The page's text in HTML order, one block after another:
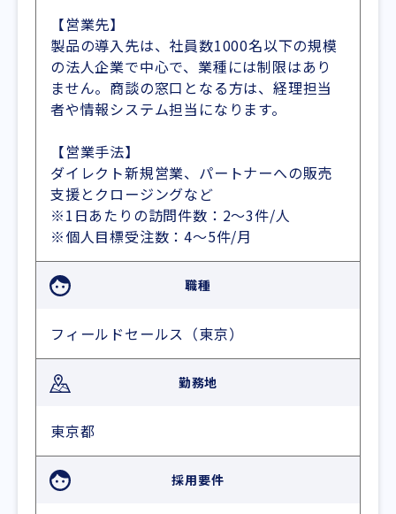
【営業先】
製品の導入先は、社員数1000名以下の規模
の法人企業で中心で、業種には制限はあり
ません。商談の窓口となる方は、経理担当
者や情報システム担当になります。
【営業手法】
ダイレクト新規営業、パートナーへの販売
支援とクロージングなど
※1日あたりの訪問件数：2〜3件/人
※個人目標受注数：4〜5件/月
職種
フィールドセールス（東京）
勤務地
東京都
採用要件